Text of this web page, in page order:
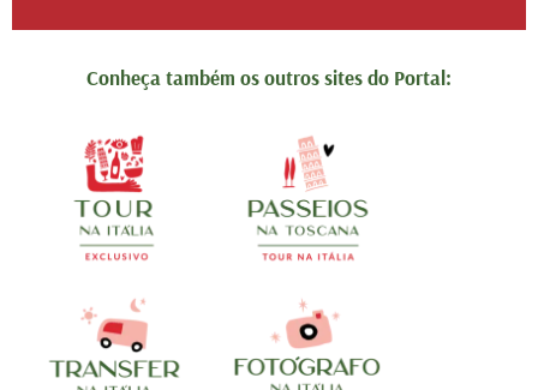
Conheça também os outros sites do Portal: